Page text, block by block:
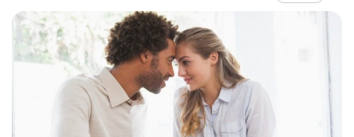
Relations
Famille